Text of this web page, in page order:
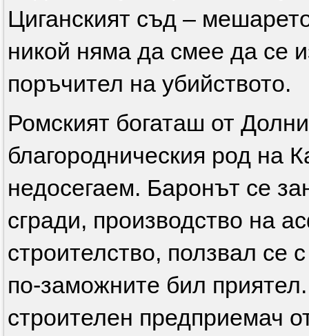
Циганският съд –
никой няма да смее да се
поръчител на убийството.
Ромският богаташ от
благородническия род на
недосегаем. Баронът се
сгради, производство на
строителство, ползвал се
по-заможните бил
строителен предприемач